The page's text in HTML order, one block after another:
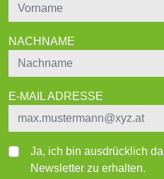
NACHNAME
E-MAIL ADRESSE
Ja, ich bin ausdrücklich
Newsletter zu erhalten.